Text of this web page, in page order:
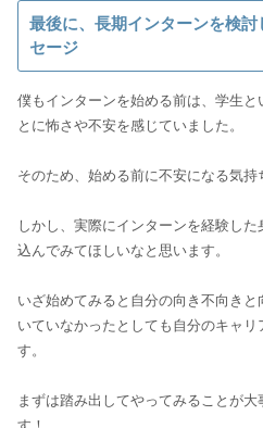
最後に、長期インターンを検
セージ
僕もインターンを始める前は、学生
とに怖さや不安を感じていました。
そのため、始める前に不安になる気持
しかし、実際にインターンを経験し
込んでみてほしいなと思います。
いざ始めてみると自分の向き不向き
いていなかったとしても自分のキャ
す。
まずは踏み出してやってみることが